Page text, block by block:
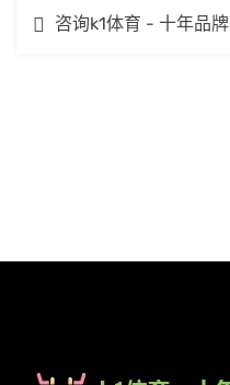
咨询k1体育 - 十年品牌